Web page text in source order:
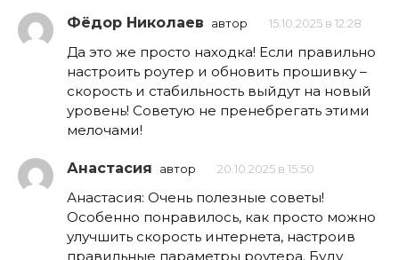
Фёдор Николаев автор 15.10.2025 в 12:28
Да это же просто находка! Если правильно
настроить роутер и обновить прошивку –
скорость и стабильность выйдут на новый
уровень! Советую не пренебрегать этими
мелочами!
Анастасия автор 20.10.2025 в 15:50
Анастасия: Очень полезные советы!
Особенно понравилось, как просто можно
улучшить скорость интернета, настроив
правильные параметры роутера. Буду